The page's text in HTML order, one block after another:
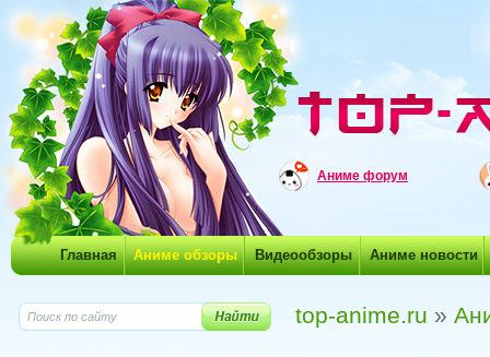
Аниме форум
Главная Аниме обзоры Видеообзоры Аниме новости
top-anime.ru »